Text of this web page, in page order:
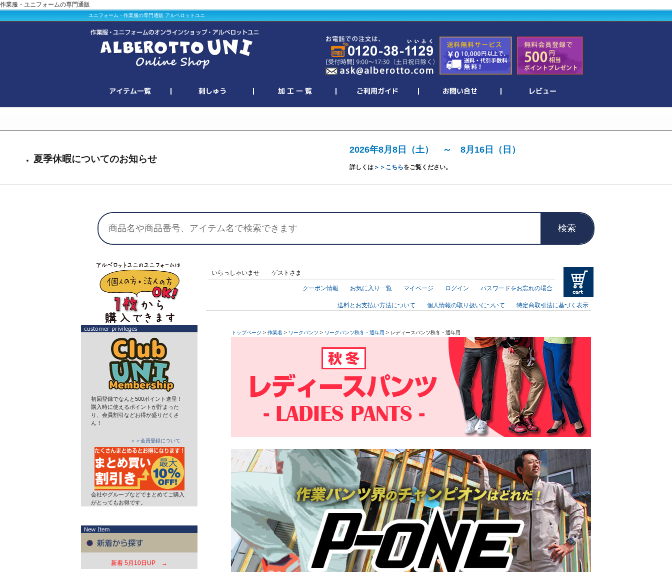
作業服・ユニフォームの専門通販
ユニフォーム・作業服の専門通販 アルベロットユニ
夏季休暇についてのお知らせ
2026年8月8日（土） ～ 8月16日（日）
詳しくは＞＞こちらをご覧ください。
検索
初回登録でなんと500ポイント進呈！
購入時に使えるポイントが貯まった
り、会員割引などお得が盛りだくさ
ん！
＞＞会員登録について
会社やグループなどでまとめてご購入
がとってもお得です。
新着 5月10日UP →
いらっしゃいませ ゲストさま
クーポン情報 お気に入り一覧 マイページ ログイン パスワードをお忘れの場合
送料とお支払い方法について 個人情報の取り扱いについて 特定商取引法に基づく表示
トップページ > 作業着 > ワークパンツ > ワークパンツ秋冬・通年用 > レディースパンツ秋冬・通年用